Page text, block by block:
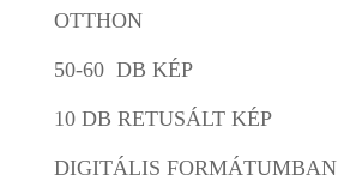
OTTHON
50-60 DB KÉP
10 DB RETUSÁLT KÉP
DIGITÁLIS FORMÁTUMBAN